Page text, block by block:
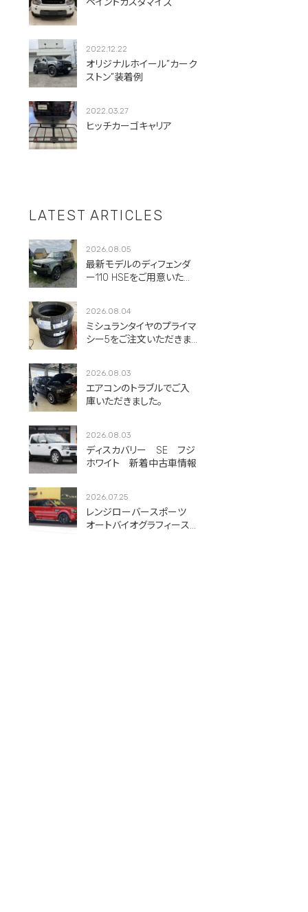
ペイントカスタマイズ
2022.12.22
オリジナルホイール”カーク
ストン”装着例
2022.03.27
ヒッチカーゴキャリア
LATEST ARTICLES
2026.08.05
最新モデルのディフェンダ
ー110 HSEをご用意いただ
2026.08.04
ミシュランタイヤのプライマ
シー5をご注文いただきま
2026.08.03
エアコンのトラブルでご入
庫いただきました。
2026.08.03
ディスカバリー SE フジ
ホワイト 新着中古車情報
2026.07.25
レンジローバースポーツ
オートバイオグラフィース